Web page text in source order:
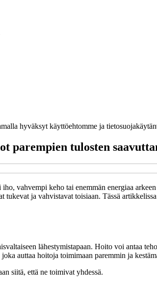
hyväksyt käyttöehtomme ja
parempien tulosten
vahvempi keho tai enemmän energiaa
ja vahvistavat toisiaan. Tässä
lähestymistapaan. Hoito voi antaa
auttaa hoitoja toimimaan paremmin ja
siitä, että ne toimivat yhdessä.